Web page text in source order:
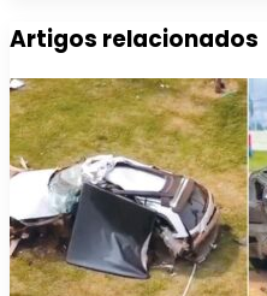
Artigos relacionados